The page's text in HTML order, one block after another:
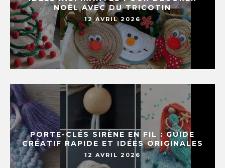
NOËL AVEC DU TRICOTIN
12 AVRIL 2026
PORTE-CLÉS SIRÈNE EN FIL : GUIDE
CRÉATIF RAPIDE ET IDÉES ORIGINALES
12 AVRIL 2026